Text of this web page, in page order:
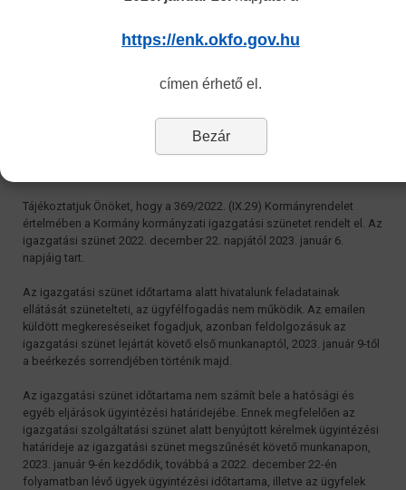
Országos Kórházi Főigazgatóság
Igazgatási szünet tájékoztatás
Készült: 2022. december 20. kedd, 09:07
Tájékoztatjuk Önöket, hogy a 369/2022. (IX.29) Kormányrendelet
értelmében a Kormány kormányzati igazgatási szünetet rendelt el. Az
igazgatási szünet 2022. december 22. napjától 2023. január 6.
napjáig tart.
Az igazgatási szünet időtartama alatt hivatalunk feladatainak
ellátását szünetelteti, az ügyfélfogadás nem működik. Az emailen
küldött megkereséseiket fogadjuk, azonban feldolgozásuk az
igazgatási szünet lejártát követő első munkanaptól, 2023. január 9-től
a beérkezés sorrendjében történik majd.
Az igazgatási szünet időtartama nem számít bele a hatósági és
egyéb eljárások ügyintézési határidejébe. Ennek megfelelően az
igazgatási szolgáltatási szünet alatt benyújtott kérelmek ügyintézési
határideje az igazgatási szünet megszűnését követő munkanapon,
2023. január 9-én kezdődik, továbbá a 2022. december 22-én
folyamatban lévő ügyek ügyintézési időtartama, illetve az ügyfelek
https://enk.okfo.gov.hu
címen érhető el.
Bezár